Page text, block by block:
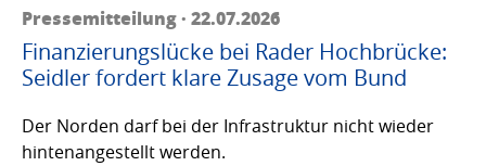
Pressemitteilung · 22.07.2026
Finanzierungslücke bei Rader Hochbrücke:
Seidler fordert klare Zusage vom Bund
Der Norden darf bei der Infrastruktur nicht wieder
hintenangestellt werden.